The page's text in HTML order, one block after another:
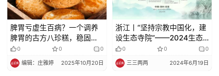
脾胃亏虚生百病？一个调养
脾胃的古方八珍糕，稳固后
天之本，强壮脾胃
0 0 0
编辑：庄雅婷 2025年10月20日
浙江丨“坚持宗教中国化，建
设生态寺院”——2024生态
寺院建设研讨会在湖州安吉
举办
0 0 0
三三两两 2024年6月19日